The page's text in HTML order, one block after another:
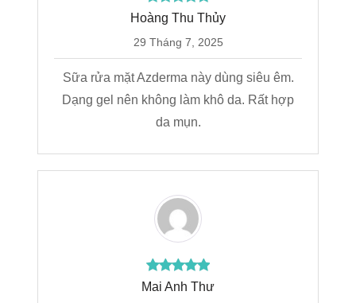
Hoàng Thu Thủy
29 Tháng 7, 2025
Sữa rửa mặt Azderma này dùng siêu êm.
Dạng gel nên không làm khô da. Rất hợp
da mụn.
Mai Anh Thư